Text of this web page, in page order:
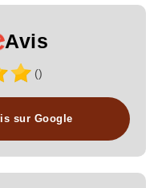
Avis
()
sur Google